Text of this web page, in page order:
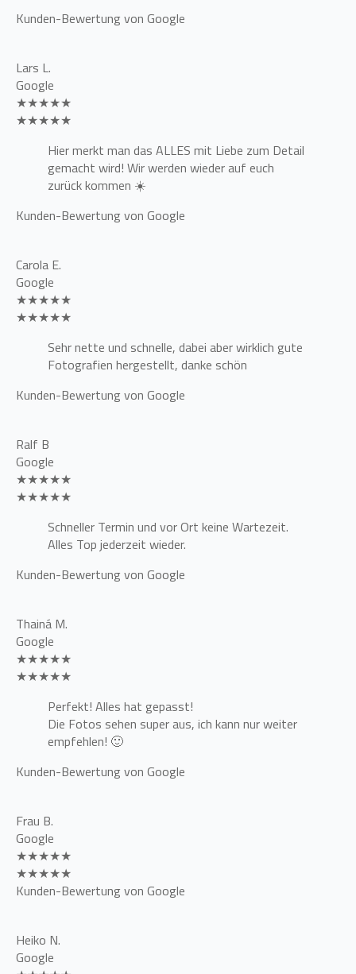
Kunden-Bewertung von Google
Lars L.
Google
★★★★★
★★★★★
Hier merkt man das ALLES mit Liebe zum Detail
gemacht wird! Wir werden wieder auf euch
zurück kommen ☀️
Kunden-Bewertung von Google
Carola E.
Google
★★★★★
★★★★★
Sehr nette und schnelle, dabei aber wirklich gute
Fotografien hergestellt, danke schön
Kunden-Bewertung von Google
Ralf B
Google
★★★★★
★★★★★
Schneller Termin und vor Ort keine Wartezeit.
Alles Top jederzeit wieder.
Kunden-Bewertung von Google
Thainá M.
Google
★★★★★
★★★★★
Perfekt! Alles hat gepasst!
Die Fotos sehen super aus, ich kann nur weiter
empfehlen! 🙂
Kunden-Bewertung von Google
Frau B.
Google
★★★★★
★★★★★
Kunden-Bewertung von Google
Heiko N.
Google